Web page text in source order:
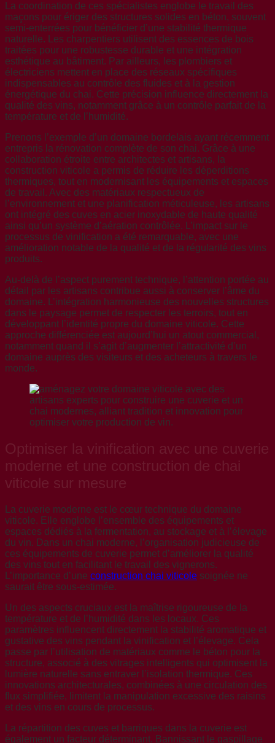
La coordination de ces spécialistes englobe le travail des
maçons pour ériger des structures solides en béton, souvent
semi-enterrées pour bénéficier d’une stabilité thermique
naturelle. Les charpentiers utilisent des essences de bois
traitées pour une robustesse durable et une intégration
esthétique au bâtiment. Par ailleurs, les plombiers et
électriciens mettent en place des réseaux spécifiques
indispensables au contrôle des fluides et à la gestion
énergétique du chai. Cette précision influence directement la
qualité des vins, notamment grâce à un contrôle parfait de la
température et de l’humidité.
Prenons l’exemple d’un domaine bordelais ayant récemment
entrepris la rénovation complète de son chai. Grâce à une
collaboration étroite entre architectes et artisans, la
construction viticole a permis de réduire les déperditions
thermiques, tout en modernisant les équipements et espaces
de travail. Avec des matériaux respectueux de
l’environnement et une planification méticuleuse, les artisans
ont intégré des cuves en acier inoxydable de haute qualité
ainsi qu’un système d’aération contrôlée. L’impact sur le
processus de vinification a été remarquable, avec une
amélioration notable de la qualité et de la régularité des vins
produits.
Au-delà de l’aspect purement technique, l’attention portée au
détail par les artisans contribue aussi à conserver l’âme du
domaine. L’intégration harmonieuse des nouvelles structures
dans le paysage permet de respecter les terroirs, tout en
développant l’identité propre du domaine viticole. Cette
approche différenciée est aujourd’hui un atout commercial,
notamment quand il s’agit d’augmenter l’attractivité d’un
domaine auprès des visiteurs et des acheteurs à travers le
monde.
Optimiser la vinification avec une cuverie
moderne et une construction de chai
viticole sur mesure
La cuverie moderne est le cœur technique du domaine
viticole. Elle englobe l’ensemble des équipements et
espaces dédiés à la fermentation, au stockage et à l’élevage
du vin. Dans un chai moderne, l’organisation judicieuse de
ces équipements de cuverie permet d’améliorer la qualité
des vins tout en facilitant le travail des vignerons.
L’importance d’une construction chai viticole soignée ne
saurait être sous-estimée.
Un des aspects cruciaux est la maîtrise rigoureuse de la
température et de l’humidité dans les locaux. Ces
paramètres influencent directement la stabilité aromatique et
gustative des vins pendant la vinification et l’élevage. Cela
passe par l’utilisation de matériaux comme le béton pour la
structure, associé à des vitrages intelligents qui optimisent la
lumière naturelle sans entraver l’isolation thermique. Ces
innovations architecturales, combinées à une circulation des
flux simplifiée, limitent la manipulation excessive des raisins
et des vins en cours de processus.
La répartition des cuves et barriques dans la cuverie est
également un facteur déterminant. Bannissant le gaspillage